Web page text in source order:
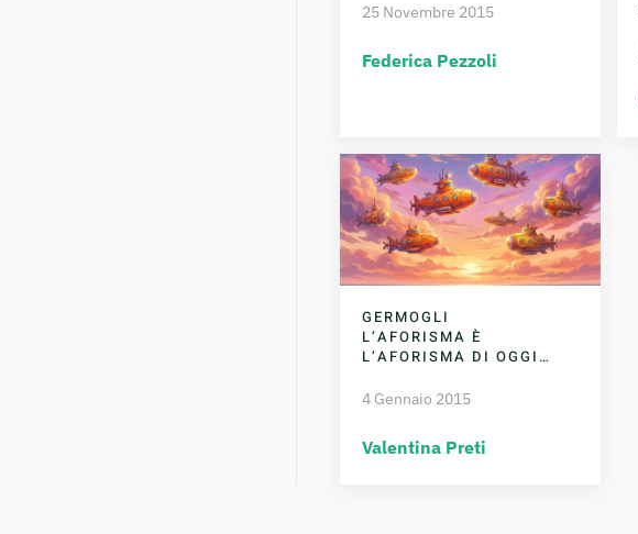
25 Novembre 2015
Federica Pezzoli
GERMOGLI
L’AFORISMA È
L’AFORISMA DI OGGI…
4 Gennaio 2015
Valentina Preti